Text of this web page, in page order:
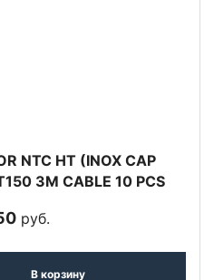
NTC HT (INOX CAP
3M CABLE 10 PCS
руб.
В корзину